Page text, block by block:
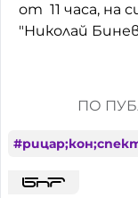
от 11 часа, на
"Николай
ПО
#